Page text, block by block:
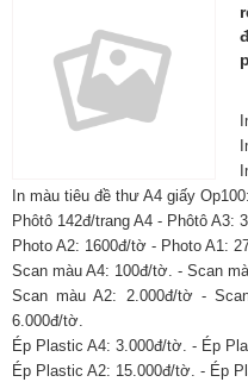
In màu tiêu đề thư A4 giấy
Phôtô 142đ/trang A4 - Phôtô A3:
Photo A2: 1600đ/tờ - Photo A1:
Scan màu A4: 100đ/tờ. - Scan
Scan màu A2: 2.000đ/tờ -
6.000đ/tờ.
Ép Plastic A4: 3.000đ/tờ. - Ép
Ép Plastic A2: 15.000đ/tờ. - Ép